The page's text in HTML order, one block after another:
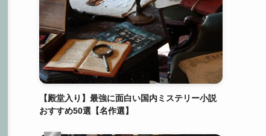
【殿堂入り】最強に面白い国内ミステリー小説
おすすめ50選【名作選】